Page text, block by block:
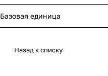
Базовая единица
Назад к списку